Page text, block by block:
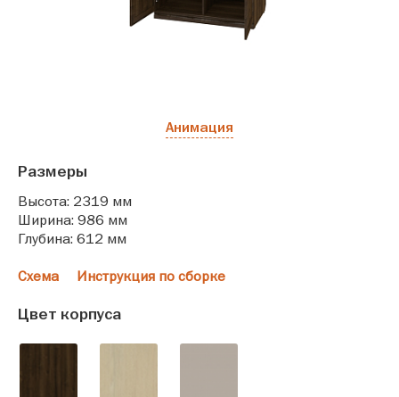
Анимация
Размеры
Высота: 2319 мм
Ширина: 986 мм
Глубина: 612 мм
Схема Инструкция по сборке
Цвет корпуса